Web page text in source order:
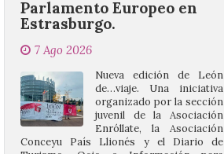
Nueva edición de León
de…viaje. Una iniciativa
Enróllate, la Asociación
Conceyu País Llionés y el Diario de
Turismo, Ocio e Información para
jóvenes “Enredando.info”. . La
decimoctava fotografía de León de…viaje
nos […]